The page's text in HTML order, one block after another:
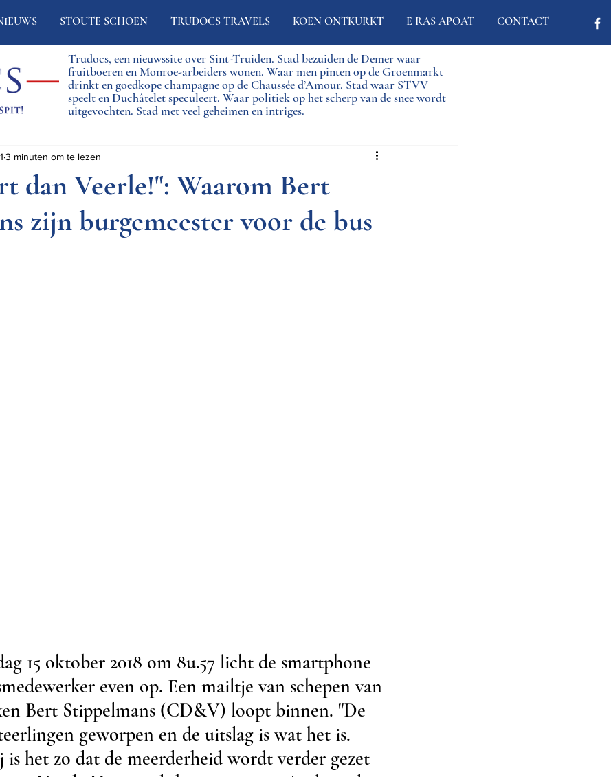
STOUTE SCHOEN TRUDOCS TRAVELS KOEN ONTKURKT E RAS APOAT CONTACT
Trudocs, een nieuwssite over Sint-Truiden. Stad bezuiden de Demer waar
fruitboeren en Monroe-arbeiders wonen. Waar men pinten op de Groenmarkt
drinkt en goedkope champagne op de Chaussée d’Amour. Stad waar STVV
speelt en Duchâtelet speculeert. Waar politiek op het scherp van de snee wordt
uitgevochten. Stad met veel geheimen en intriges.
dan Veerle!": Waarom Bert
zijn burgemeester voor de bus
3 minuten om te lezen
15 oktober 2018 om 8u.57 licht de smartphone
even op. Een mailtje van schepen van
Bert Stippelmans (CD&V) loopt binnen. "De
geworpen en de uitslag is wat het is.
het zo dat de meerderheid wordt verder gezet